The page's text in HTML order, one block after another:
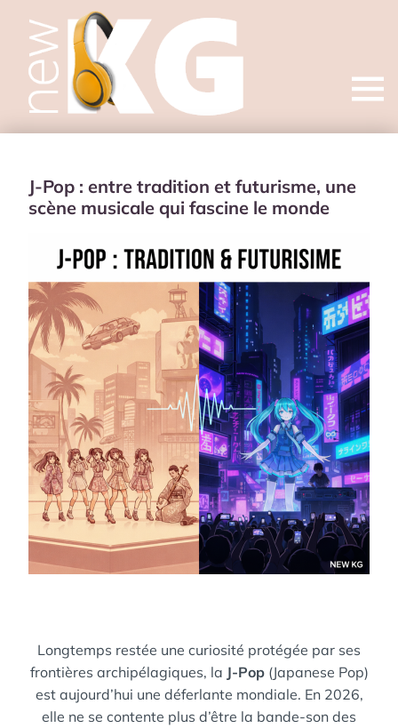
Open
J-Pop : entre tradition et futurisme, une
scène musicale qui fascine le monde
Longtemps restée une curiosité protégée par ses
frontières archipélagiques, la J-Pop(Japanese Pop)
est aujourd’hui une déferlante mondiale. En 2026,
elle ne se contente plus d’être la bande-son des